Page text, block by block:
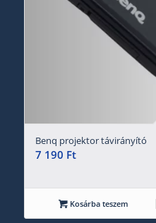
Benq projektor távirányító
7 190 Ft
Kosárba teszem